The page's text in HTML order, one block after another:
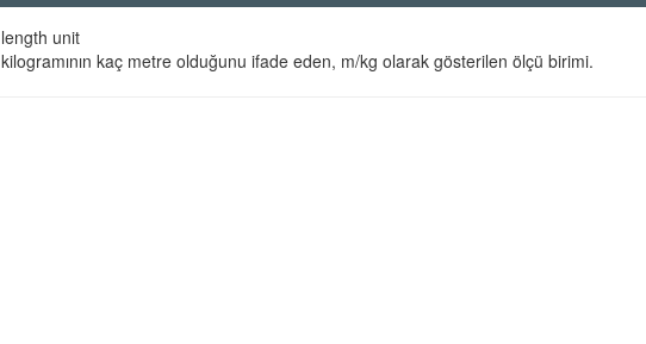
length unit
kaç metre olduğunu ifade eden, m/kg olarak gösterilen ölçü birimi.